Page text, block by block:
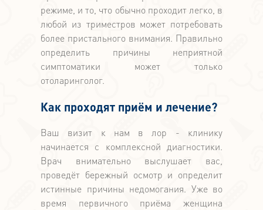
режиме, и то, что обычно проходит легко, в
любой из триместров может потребовать
более пристального внимания. Правильно
определить причины неприятной
симптоматики может только
отоларинголог.
Как проходят приём и лечение?
Ваш визит к нам в лор - клинику
начинается с комплексной диагностики.
Врач внимательно выслушает вас,
проведёт бережный осмотр и определит
истинные причины недомогания. Уже во
время первичного приёма женщина